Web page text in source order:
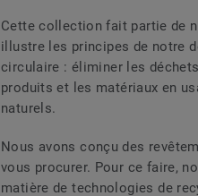
Cette collection fait partie de
illustre les principes de notre
circulaire : éliminer les
produits et les matériaux en
naturels.
Nous avons conçu des
vous procurer. Pour ce faire,
matière de technologies de